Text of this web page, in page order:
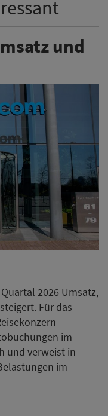
und
2026 Umsatz,
Für das
im
und verweist in
im